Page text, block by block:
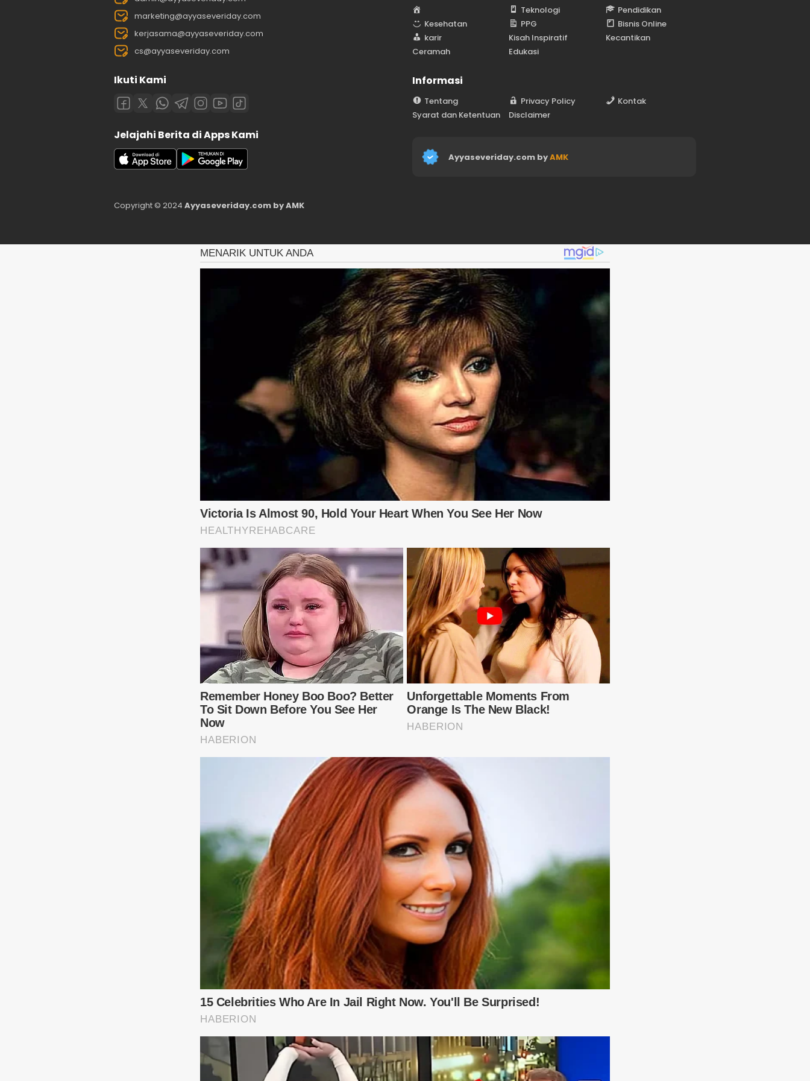
marketing@ayyaseveriday.com
kerjasama@ayyaseveriday.com
cs@ayyaseveriday.com
Ikuti Kami
Jelajahi Berita di Apps Kami
o
m
e
Teknologi
Pendidikan
Kesehatan
PPG
Bisnis Online
karir
Kisah Inspiratif
Kecantikan
Ceramah
Edukasi
Informasi
Tentang Privacy Policy
Kontak
Syarat dan Ketentuan
Disclaimer
Ayyaseveriday.com byAMK
Copyright © 2024 Ayyaseveriday.com by AMK